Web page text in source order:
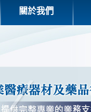
關於我們